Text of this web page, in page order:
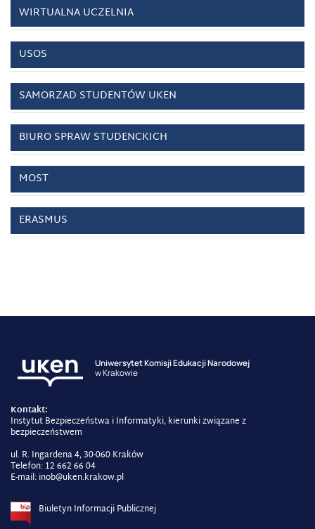
WIRTUALNA UCZELNIA
USOS
SAMORZAD STUDENTÓW UKEN
BIURO SPRAW STUDENCKICH
MOST
ERASMUS
Uniwersytet Komisji Edukacji Narodowej
w Krakowie
Kontakt:
Instytut Bezpieczeństwa i Informatyki, kierunki związane z
bezpieczeństwem
ul. R. Ingardena 4, 30-060 Kraków
Telefon: 12 662 66 04
E-mail:inob@uken.krakow.pl
Biuletyn Informacji Publicznej